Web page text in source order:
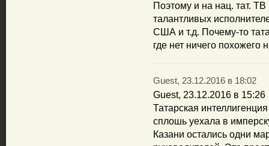
Поэтому и на нац. тат.
талантливых
США и т.д. Почему-то
где нет ничего похожего
Guest, 23.12.2016 в 18:02
Guest, 23.12.2016 в 15:26
Татарская
сплошь уехала в
Казани остались одни